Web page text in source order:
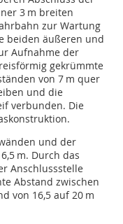
3 m breiten
zur Wartung
beiden äußeren und
Aufnahme der
gekrümmte
von 7 m quer
und die
verbunden. Die
und der
m. Durch das
Anschlussstelle
Abstand zwischen
von 16,5 auf 20 m